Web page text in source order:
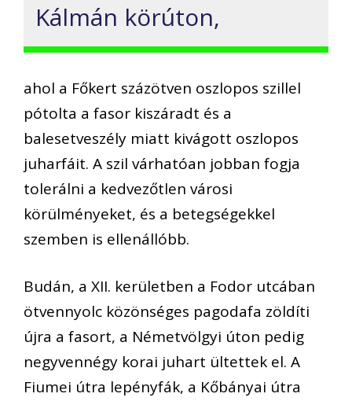
Kálmán körúton,
ahol a Főkert százötven oszlopos szillel
pótolta a fasor kiszáradt és a
balesetveszély miatt kivágott oszlopos
juharfáit. A szil várhatóan jobban fogja
tolerálni a kedvezőtlen városi
körülményeket, és a betegségekkel
szemben is ellenállóbb.
Budán, a XII. kerületben a Fodor utcában
ötvennyolc közönséges pagodafa zöldíti
újra a fasort, a Németvölgyi úton pedig
negyvennégy korai juhart ültettek el. A
Fiumei útra lepényfák, a Kőbányai útra